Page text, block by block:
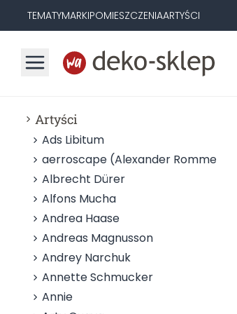
TEMATYMARKIPOMIESZCZENIAARTYŚCI
Artyści
Ads Libitum
aerroscape (Alexander Rommel)
Albrecht Dürer
Alfons Mucha
Andrea Haase
Andreas Magnusson
Andrey Narchuk
Annette Schmucker
Annie